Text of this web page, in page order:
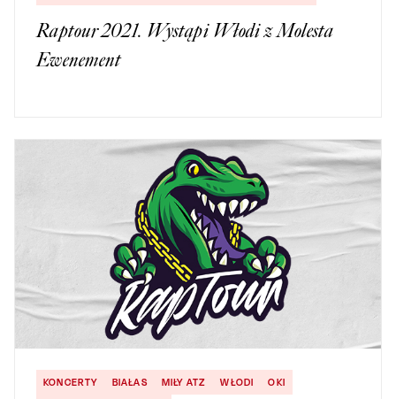
Raptour 2021. Wystąpi Włodi z Molesta
Ewenement
KONCERTY BIAŁAS MIŁY ATZ WŁODI
OKI